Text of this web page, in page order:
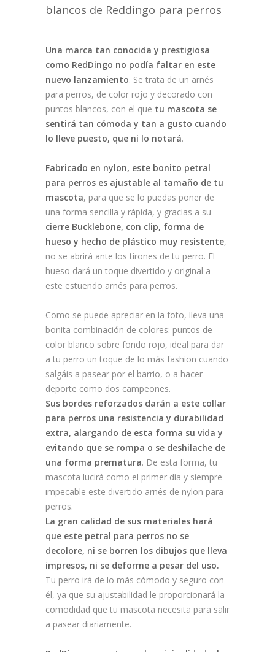
blancos de Reddingo para perros
Una marca tan conocida y prestigiosa
como RedDingo no podía faltar en este
nuevo lanzamiento. Se trata de un arnés
para perros, de color rojo y decorado con
puntos blancos, con el que tu mascota se
sentirá tan cómoda y tan a gusto cuando
lo lleve puesto, que ni lo notará.
Fabricado en nylon, este bonito petral
para perros es ajustable al tamaño de tu
mascota, para que se lo puedas poner de
una forma sencilla y rápida, y gracias a su
cierre Bucklebone, con clip, forma de
hueso y hecho de plástico muy resistente,
no se abrirá ante los tirones de tu perro. El
hueso dará un toque divertido y original a
este estuendo arnés para perros.
Como se puede apreciar en la foto, lleva una
bonita combinación de colores: puntos de
color blanco sobre fondo rojo, ideal para dar
a tu perro un toque de lo más fashion cuando
salgáis a pasear por el barrio, o a hacer
deporte como dos campeones.
Sus bordes reforzados darán a este collar
para perros una resistencia y durabilidad
extra, alargando de esta forma su vida y
evitando que se rompa o se deshilache de
una forma prematura. De esta forma, tu
mascota lucirá como el primer día y siempre
impecable este divertido arnés de nylon para
perros.
La gran calidad de sus materiales hará
que este petral para perros no se
decolore, ni se borren los dibujos que lleva
impresos, ni se deforme a pesar del uso.
Tu perro irá de lo más cómodo y seguro con
él, ya que su ajustabilidad le proporcionará la
comodidad que tu mascota necesita para salir
a pasear diariamente.